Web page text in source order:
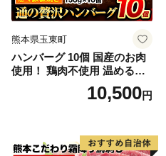
熊本県玉東町
ハンバーグ 10個 国産のお肉
使用！ 鶏肉不使用 温めるだ
け 「通の贅沢ハンバーグ」3
種ソース食べ比べ《7-14日以
10,500円